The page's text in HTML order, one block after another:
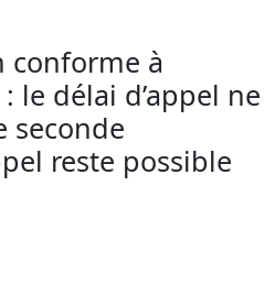
conforme à
: le délai d’appel ne
seconde
reste possible